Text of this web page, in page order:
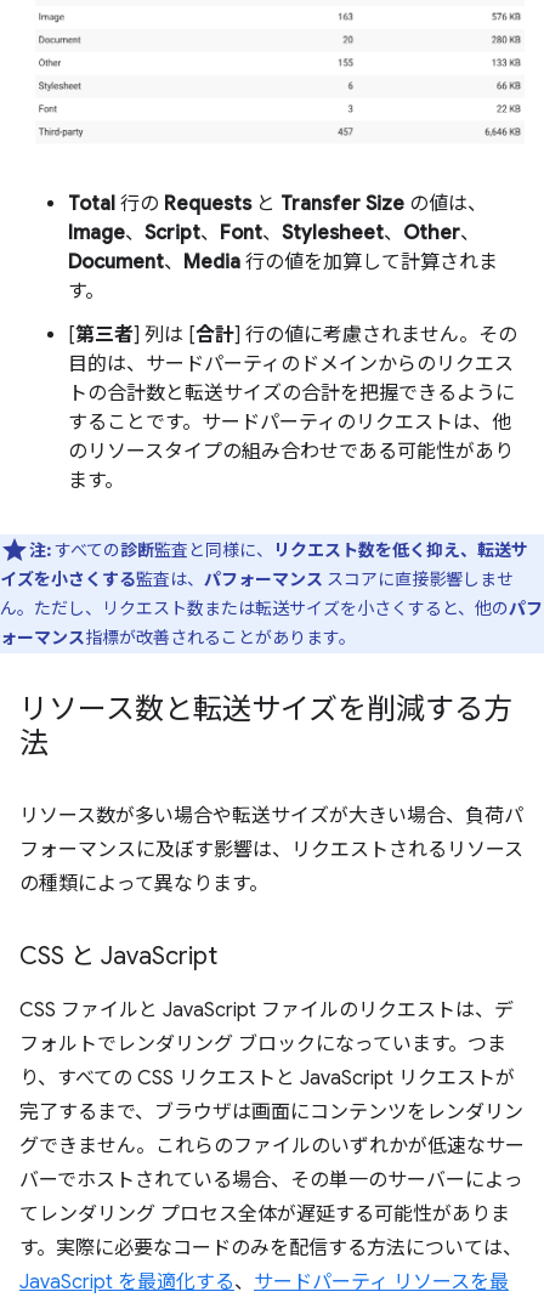
Total 行の Requestsと Transfer Size の値は、
Image、 Script、 Font、 Stylesheet、 Other、
Document、 Media 行の値を加算して計算されま
す。
[第三者] 列は [合計] 行の値に考慮されません。その
目的は、サードパーティのドメインからのリクエス
トの合計数と転送サイズの合計を把握できるように
することです。サードパーティのリクエストは、他
のリソースタイプの組み合わせである可能性があり
ます。
注:すべての診断監査と同様に、
リクエスト数を低く抑え、転送サ
イズを小さくする監査は、 パフォーマンス スコアに直接影響しませ
ん。ただし、リクエスト数または転送サイズを小さくすると、他のパフ
ォーマンス指標が改善されることがあります。
リソース数と転送サイズを削減する方
法
リソース数が多い場合や転送サイズが大きい場合、負荷パ
フォーマンスに及ぼす影響は、リクエストされるリソース
の種類によって異なります。
CSS と JavaScript
CSS ファイルと JavaScript ファイルのリクエストは、デ
フォルトでレンダリング ブロックになっています。つま
り、すべての CSS リクエストと JavaScript リクエストが
完了するまで、ブラウザは画面にコンテンツをレンダリン
グできません。これらのファイルのいずれかが低速なサー
バーでホストされている場合、その単一のサーバーによっ
てレンダリング プロセス全体が遅延する可能性がありま
す。実際に必要なコードのみを配信する方法については、
JavaScript を最適化する、 サードパーティ リソースを最